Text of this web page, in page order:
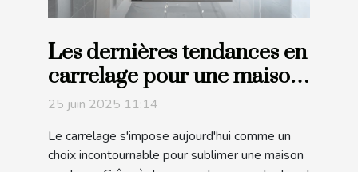
Les dernières tendances en
carrelage pour une maison
moderne
25 juin 2025 11:14
Le carrelage s'impose aujourd'hui comme un
choix incontournable pour sublimer une maison